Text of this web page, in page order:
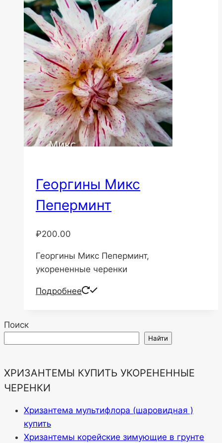
Георгины Микс
Пеперминт
₽200.00
Георгины Микс Пеперминт,
укорененные черенки
Подробнее
Поиск
Найти
ХРИЗАНТЕМЫ КУПИТЬ УКОРЕНЕННЫЕ
ЧЕРЕНКИ
Хризантема мультифлора (шаровидная )
купить
Хризантемы корейские зимующие в грунте